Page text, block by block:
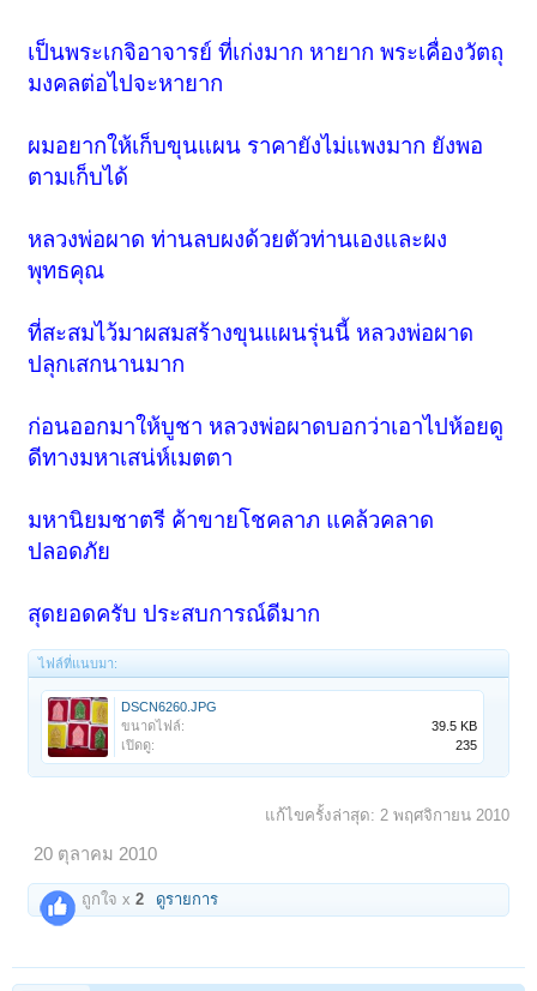
เป็นพระเกจิอาจารย์ ที่เก่งมาก หายาก พระเคื่องวัตถุ
มงคลต่อไปจะหายาก
ผมอยากให้เก็บขุนแผน ราคายังไม่แพงมาก ยังพอ
ตามเก็บได้
หลวงพ่อผาด ท่านลบผงด้วยตัวท่านเองและผง
พุทธคุณ
ที่สะสมไว้มาผสมสร้างขุนแผนรุ่นนี้ หลวงพ่อผาด
ปลุกเสกนานมาก
ก่อนออกมาให้บูชา หลวงพ่อผาดบอกว่าเอาไปห้อยดู
ดีทางมหาเสน่ห์เมตตา
มหานิยมชาตรี ค้าขายโชคลาภ แคล้วคลาด
ปลอดภัย
สุดยอดครับ ประสบการณ์ดีมาก
ไฟล์ที่แนบมา:
DSCN6260.JPG
ขนาดไฟล์:
39.5 KB
เปิดดู:
235
แก้ไขครั้งล่าสุด: 2 พฤศจิกายน 2010
20 ตุลาคม 2010
ถูกใจ x2 ดูรายการ